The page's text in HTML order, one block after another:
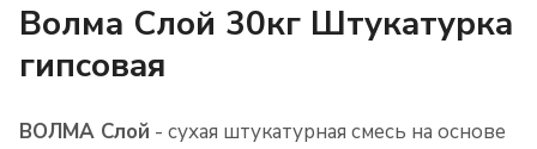
Волма Слой 30кг Штукатурка
гипсовая
ВОЛМА Слой - сухая штукатурная смесь на основе